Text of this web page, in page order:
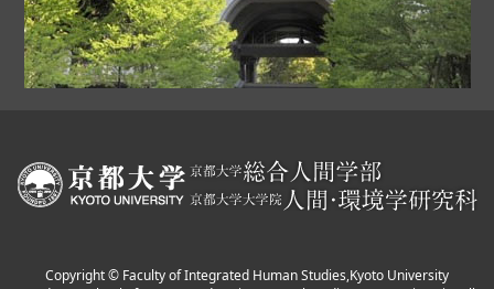
Copyright © Faculty of Integrated Human Studies,Kyoto University